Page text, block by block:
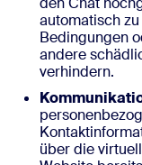
automatisch
Bedingungen
andere
verhindern.
über die